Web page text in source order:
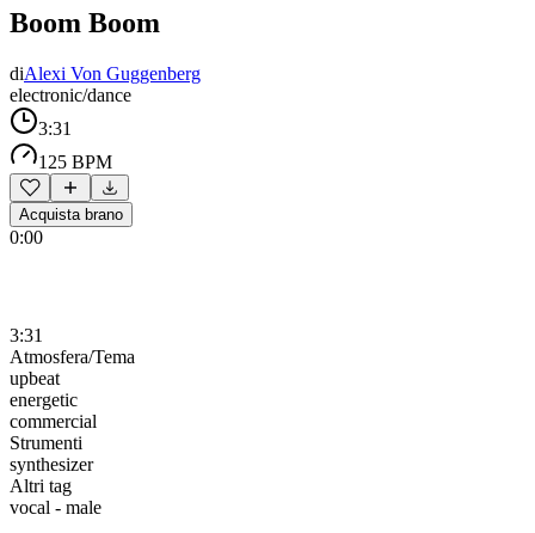
Boom Boom
diAlexi Von Guggenberg
electronic/dance
3:31
125 BPM
Acquista brano
0:00
3:31
Atmosfera/Tema
upbeat
energetic
commercial
Strumenti
synthesizer
Altri tag
vocal - male